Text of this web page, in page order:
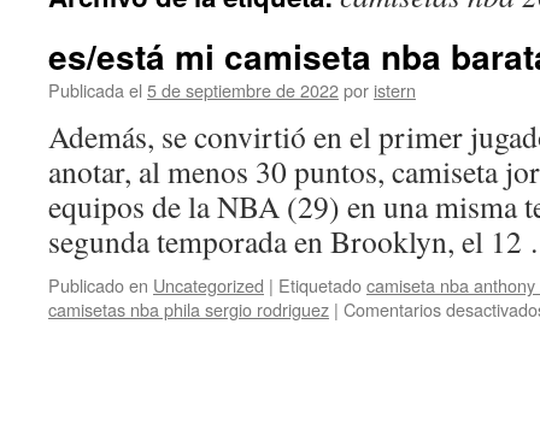
es/está mi camiseta nba
Publicada el 5 de septiembre de 2022por istern
Además, se convirtió en el primer
anotar, al menos 30 puntos, camiseta
equipos de la NBA (29) en una misma
segunda temporada en Brooklyn, el
Publicado en Uncategorized | Etiquetadocamiseta nba anthony
camisetas nba phila sergio rodriguez | Comentarios